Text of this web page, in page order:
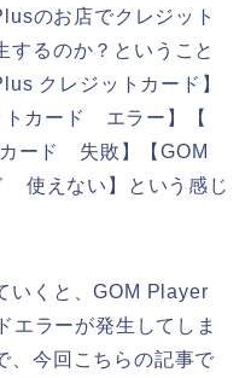
のお店でクレジット
するのか？ということ
クレジットカード】
トカード エラー】【
ード 失敗】【GOM
使えない】という感じ
いくと、GOM Player
エラーが発生してしま
、今回こちらの記事で